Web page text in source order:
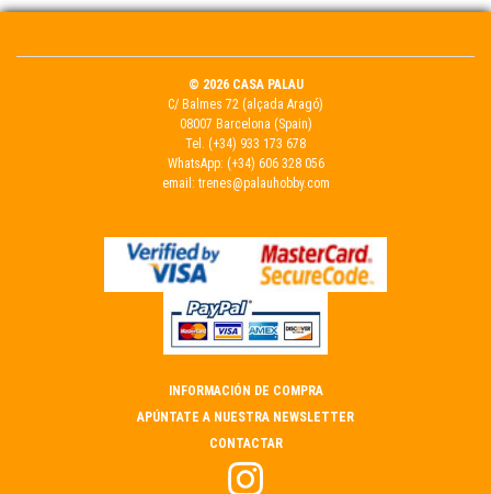
© 2026 CASA PALAU
C/ Balmes 72 (alçada Aragó)
08007 Barcelona (Spain)
Tel. (+34) 933 173 678
WhatsApp: (+34) 606 328 056
email: trenes@palauhobby.com
INFORMACIÓN DE COMPRA
APÚNTATE A NUESTRA NEWSLETTER
CONTACTAR